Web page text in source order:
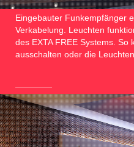
Eingebauter Funkempfänger
Verkabelung. Leuchten
des EXTA FREE Systems.
ausschalten oder die